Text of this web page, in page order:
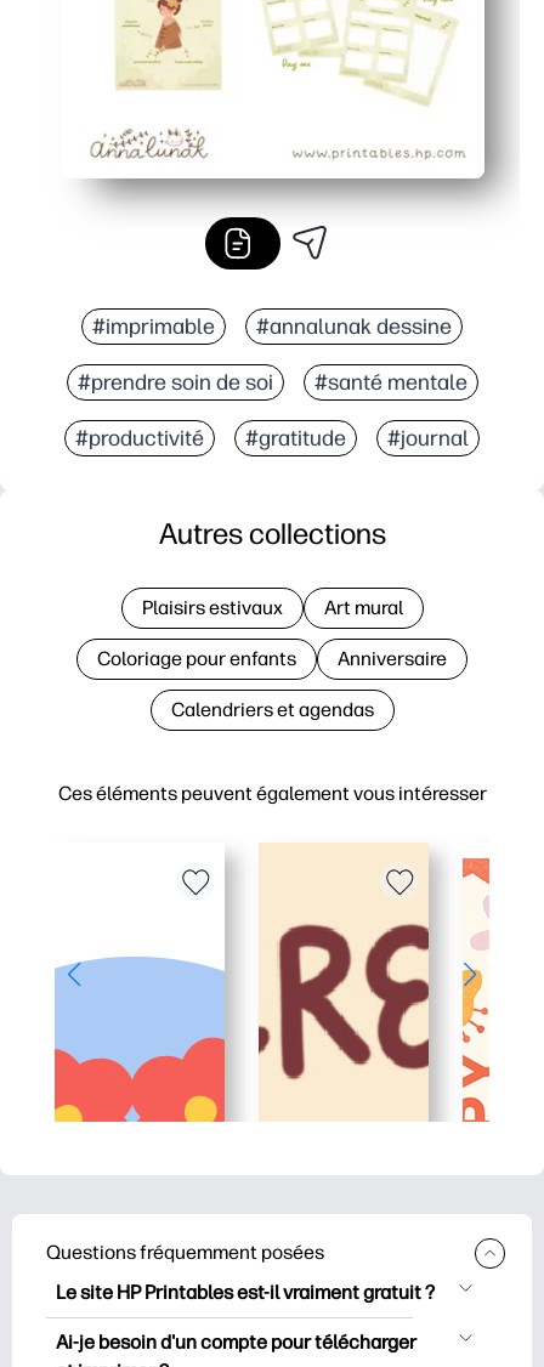
#imprimable #annalunak dessine
#prendre soin de soi #santé mentale
#productivité #gratitude #journal
Ces éléments peuvent également vous intéresser
Autres collections
Plaisirs estivaux Art mural
Coloriage pour enfants Anniversaire
Calendriers et agendas
Questions fréquemment posées
Le site HP Printables est-il vraiment gratuit ?
HP Printables propose plus de 2500
documents imprimables gratuits à
Ai-je besoin d'un compte pour télécharger